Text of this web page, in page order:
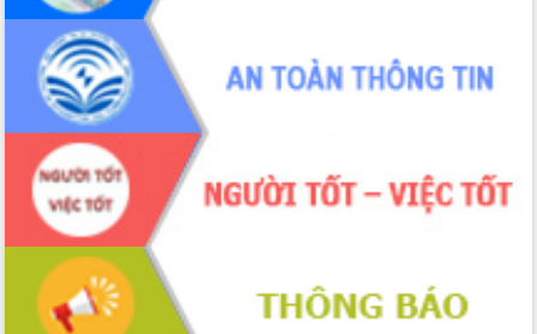
nghiệp Đắk Lắk tăng trưởng bứt phá
Triển khai đồng bộ đo đạc, lập hồ sơ
địa chính, hoàn thiện cơ sở dữ liệu đất
đai
Ứng dụng sinh trắc học - Bước tiến
trong hành trình chuyển đổi số tại Đắk
Lắk
Đắk Lắk nâng cao hiệu quả công tác
Đảng từ Sổ tay đảng viên điện tử
Đắk Lắk đẩy mạnh nuôi biển công
nghệ, hướng tới phát triển thủy sản
bền vững